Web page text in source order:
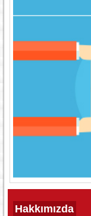
Hakkımızda